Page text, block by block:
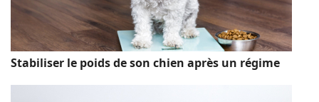
Stabiliser le poids de son chien après un régime